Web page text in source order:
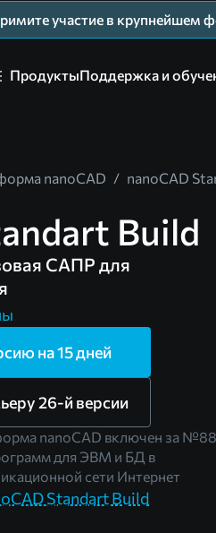
участие в
ПродуктыПоддержка и
nanoCAD / nanoCAD
Build
САПР для
на 15 дней
26-й версии
nanoCAD включен за
для ЭВМ и БД в
сети Интернет
Standart Build